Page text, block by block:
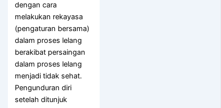
dengan cara
melakukan rekayasa
(pengaturan bersama)
dalam proses lelang
berakibat persaingan
dalam proses lelang
menjadi tidak sehat.
Pengunduran diri
setelah ditunjuk